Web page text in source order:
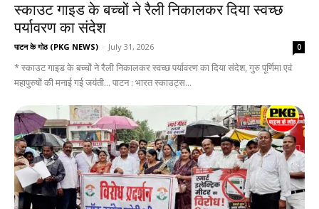
स्काउट गाइड के बच्चों ने रैली निकालकर दिया स्वच्छ
पर्यावरण का संदेश
पाटन के गोठ (PKG NEWS) - July 31, 2026 0
* स्काउट गाइड के बच्चों ने रैली निकालकर स्वच्छ पर्यावरण का दिया संदेश, गुरु पूर्णिमा एवं
महापुरुषों की मनाई गई जयंती... पाटन : भारत स्काउट्स...